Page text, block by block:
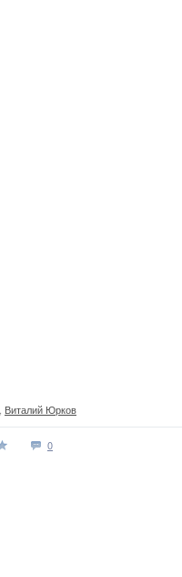
Виталий Юрков
0